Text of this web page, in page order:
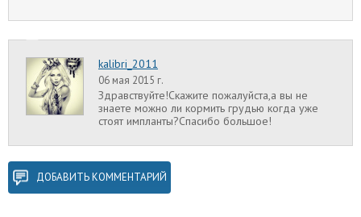
kalibri_2011
06 мая 2015 г.
Здравствуйте!Скажите пожалуйста,а вы не
знаете можно ли кормить грудью когда уже
стоят импланты?Спасибо большое!
ДОБАВИТЬ КОММЕНТАРИЙ